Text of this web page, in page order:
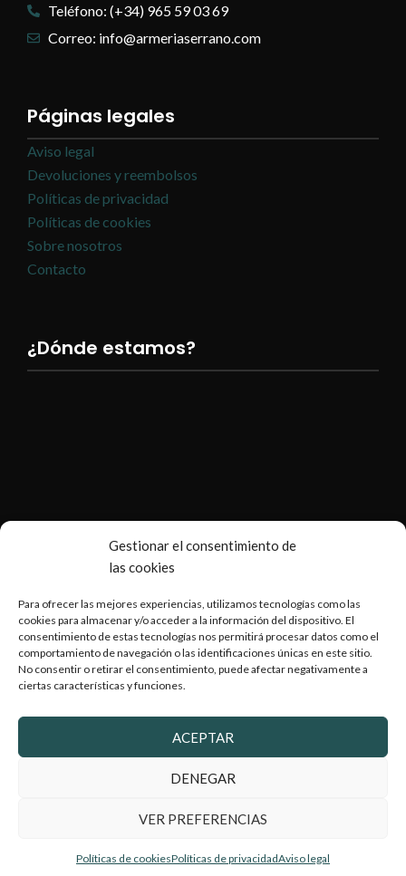
Gestionar el consentimiento de
las cookies
Para ofrecer las mejores experiencias, utilizamos tecnologías como las
cookies para almacenar y/o acceder a la información del dispositivo. El
consentimiento de estas tecnologías nos permitirá procesar datos como el
comportamiento de navegación o las identificaciones únicas en este sitio.
No consentir o retirar el consentimiento, puede afectar negativamente a
ciertas características y funciones.
ACEPTAR
DENEGAR
VER PREFERENCIAS
Políticas de cookiesPolíticas de privacidadAviso legal
Teléfono: (+34) 965 59 03 69
Correo: info@armeriaserrano.com
Páginas legales
Aviso legal
Devoluciones y reembolsos
Políticas de privacidad
Políticas de cookies
Sobre nosotros
Contacto
¿Dónde estamos?